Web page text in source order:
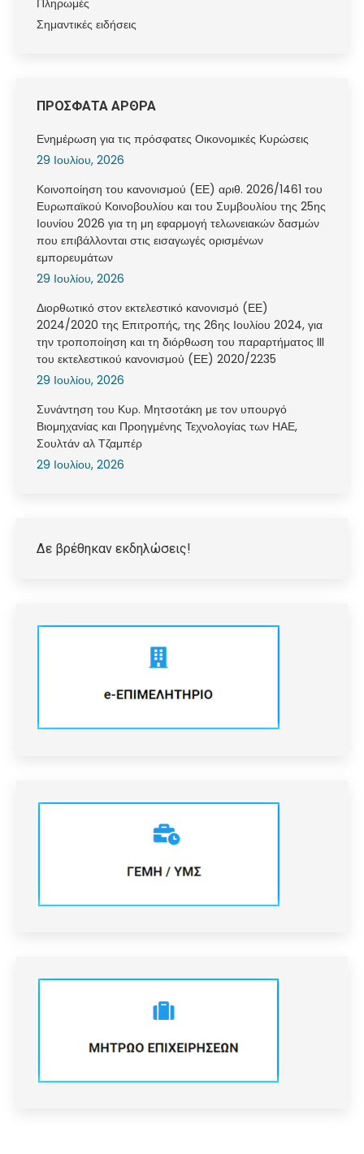
Σημαντικές ειδήσεις
ΠΡΟΣΦΑΤΑ ΑΡΘΡΑ
Ενημέρωση για τις πρόσφατες Οικονομικές Κυρώσεις
29 Ιουλίου, 2026
Κοινοποίηση του κανονισμού (ΕΕ) αριθ. 2026/1461 του
Ευρωπαϊκού Κοινοβουλίου και του Συμβουλίου της 25ης
Ιουνίου 2026 για τη μη εφαρμογή τελωνειακών δασμών
που επιβάλλονται στις εισαγωγές ορισμένων
εμπορευμάτων
29 Ιουλίου, 2026
Διορθωτικό στον εκτελεστικό κανονισμό (ΕΕ)
2024/2020 της Επιτροπής, της 26ης Ιουλίου 2024, για
την τροποποίηση και τη διόρθωση του παραρτήματος III
του εκτελεστικού κανονισμού (ΕΕ) 2020/2235
29 Ιουλίου, 2026
Συνάντηση του Κυρ. Μητσοτάκη με τον υπουργό
Βιομηχανίας και Προηγμένης Τεχνολογίας των ΗΑΕ,
Σουλτάν αλ Τζαμπέρ
29 Ιουλίου, 2026
Δε βρέθηκαν εκδηλώσεις!